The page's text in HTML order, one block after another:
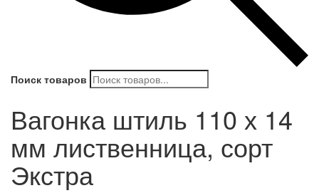
Поиск товаров
Вагонка штиль 110 х 14
мм лиственница, сорт
Экстра